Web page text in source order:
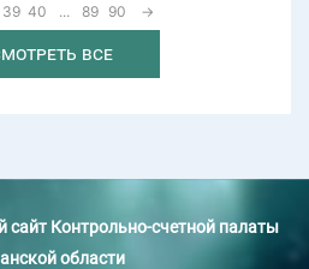
39 40 ... 89 90 →
все
Контрольно-счетной палаты
области